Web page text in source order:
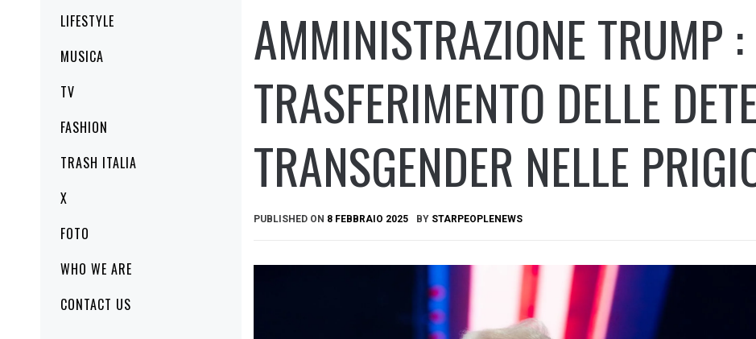
LIFESTYLE
MUSICA
TV
FASHION
TRASH ITALIA
X
FOTO
WHO WE ARE
CONTACT US
AMMINISTRAZIONE TRUMP
TRASFERIMENTO DELLE
TRANSGENDER NELLE
PUBLISHED ON 8 FEBBRAIO 2025 BY STARPEOPLENEWS